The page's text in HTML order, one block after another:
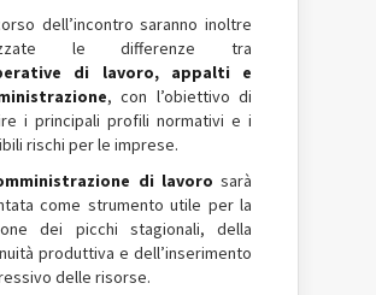
dell’incontro saranno inoltre
le differenze tra
di lavoro, appalti e
, con l’obiettivo di
i principali profili normativi e i
rischi per le imprese.
di lavoro sarà
come strumento utile per la
dei picchi stagionali, della
produttiva e dell’inserimento
delle risorse.